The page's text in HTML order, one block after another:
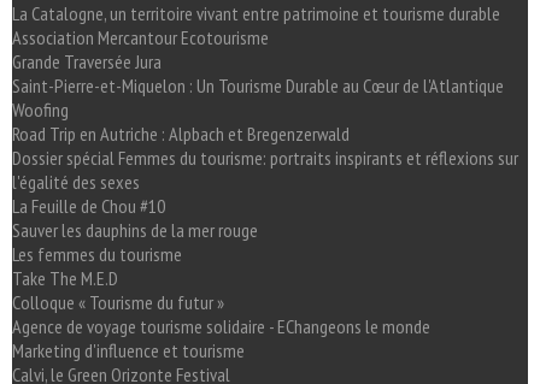
La Catalogne, un territoire vivant entre patrimoine et tourisme durable
Association Mercantour Ecotourisme
Grande Traversée Jura
Saint-Pierre-et-Miquelon : Un Tourisme Durable au Cœur de l'Atlantique
Woofing
Road Trip en Autriche : Alpbach et Bregenzerwald
Dossier spécial Femmes du tourisme: portraits inspirants et réflexions sur
l'égalité des sexes
La Feuille de Chou #10
Sauver les dauphins de la mer rouge
Les femmes du tourisme
Take The M.E.D
Colloque « Tourisme du futur »
Agence de voyage tourisme solidaire - EChangeons le monde
Marketing d'influence et tourisme
Calvi, le Green Orizonte Festival